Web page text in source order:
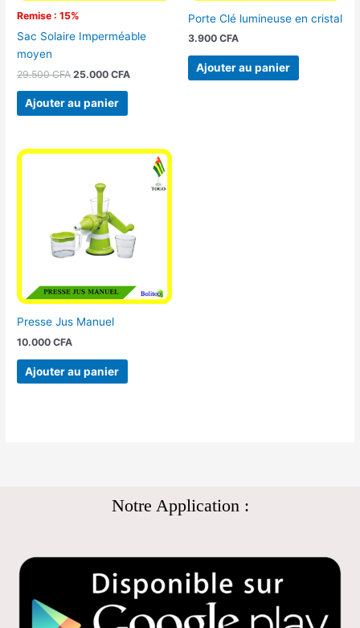
Remise : 15%
Sac Solaire Imperméable
moyen
29.500CFA 25.000CFA
Ajouter au panier
Porte Clé lumineuse en cristal
3.900 CFA
Ajouter au panier
Presse Jus Manuel
10.000CFA
Ajouter au panier
Notre Application :